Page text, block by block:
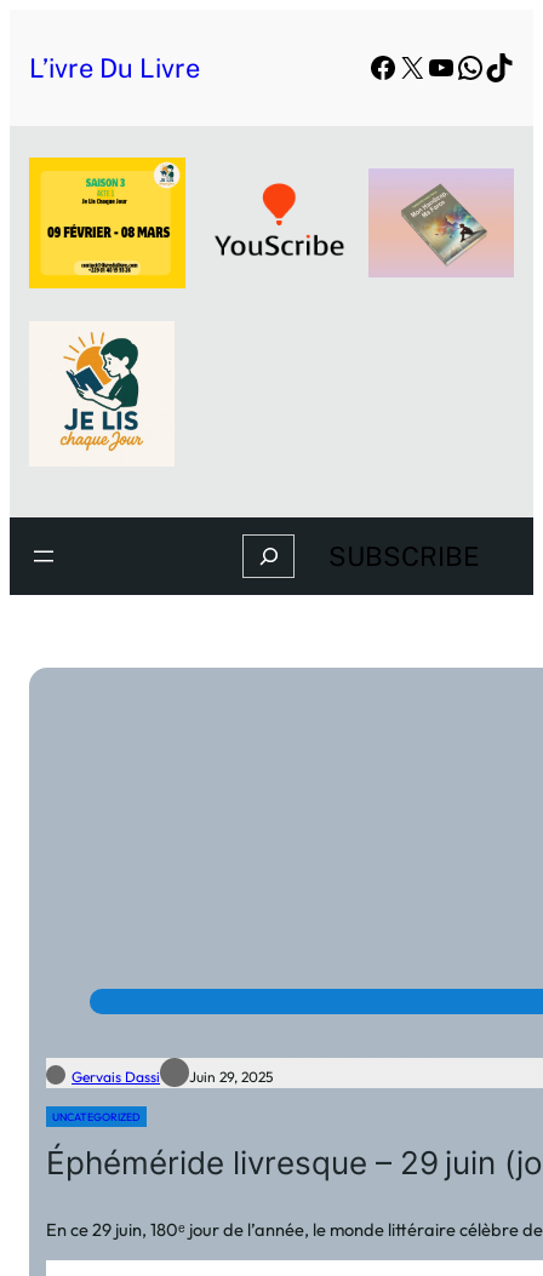
L’ivre Du Livre Facebook
X YouTube
Search SUBSCRIBE
Gervais Dassi Juin 29, 2025
UNCATEGORIZED
Éphéméride livresque – 29 juin
En ce 29 juin, 180ᵉ jour de l’année, le monde littéraire célèbre